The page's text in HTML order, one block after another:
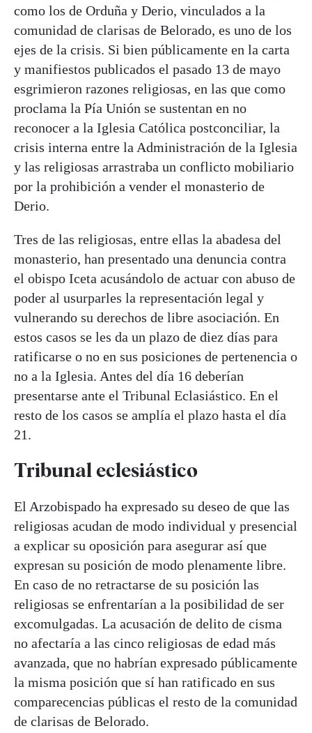
como los de Orduña y Derio, vinculados a la
comunidad de clarisas de Belorado, es uno de los
ejes de la crisis. Si bien públicamente en la carta
y manifiestos publicados el pasado 13 de mayo
esgrimieron razones religiosas, en las que como
proclama la Pía Unión se sustentan en no
reconocer a la Iglesia Católica postconciliar, la
crisis interna entre la Administración de la Iglesia
y las religiosas arrastraba un conflicto mobiliario
por la prohibición a vender el monasterio de
Derio.
Tres de las religiosas, entre ellas la abadesa del
monasterio, han presentado una denuncia contra
el obispo Iceta acusándolo de actuar con abuso de
poder al usurparles la representación legal y
vulnerando su derechos de libre asociación. En
estos casos se les da un plazo de diez días para
ratificarse o no en sus posiciones de pertenencia o
no a la Iglesia. Antes del día 16 deberían
presentarse ante el Tribunal Eclasiástico. En el
resto de los casos se amplía el plazo hasta el día
21.
Tribunal eclesiástico
El Arzobispado ha expresado su deseo de que las
religiosas acudan de modo individual y presencial
a explicar su oposición para asegurar así que
expresan su posición de modo plenamente libre.
En caso de no retractarse de su posición las
religiosas se enfrentarían a la posibilidad de ser
excomulgadas. La acusación de delito de cisma
no afectaría a las cinco religiosas de edad más
avanzada, que no habrían expresado públicamente
la misma posición que sí han ratificado en sus
comparecencias públicas el resto de la comunidad
de clarisas de Belorado.